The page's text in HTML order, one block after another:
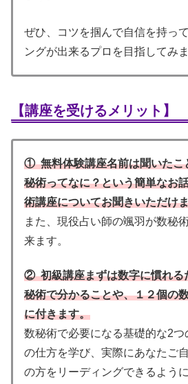
ぜひ、コツを掴んで自信を持っ
ングが出来るプロを目指してみ
【講座を受けるメリット】
① 無料体験講座名前は聞いたこ
秘術ってなに？という簡単なお
術講座についてお聞きいただけ
また、現役占い師の颯羽が数秘
来ます。
② 初級講座まずは数字に慣れる
秘術で分かることや、１２個の
に付きます。
数秘術で必要になる基礎的な2
の仕方を学び、実際にあなたご
の方をリーディングできるように